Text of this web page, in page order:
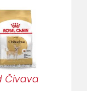
pro psy s
proteinů,
radosti ze
Čivava